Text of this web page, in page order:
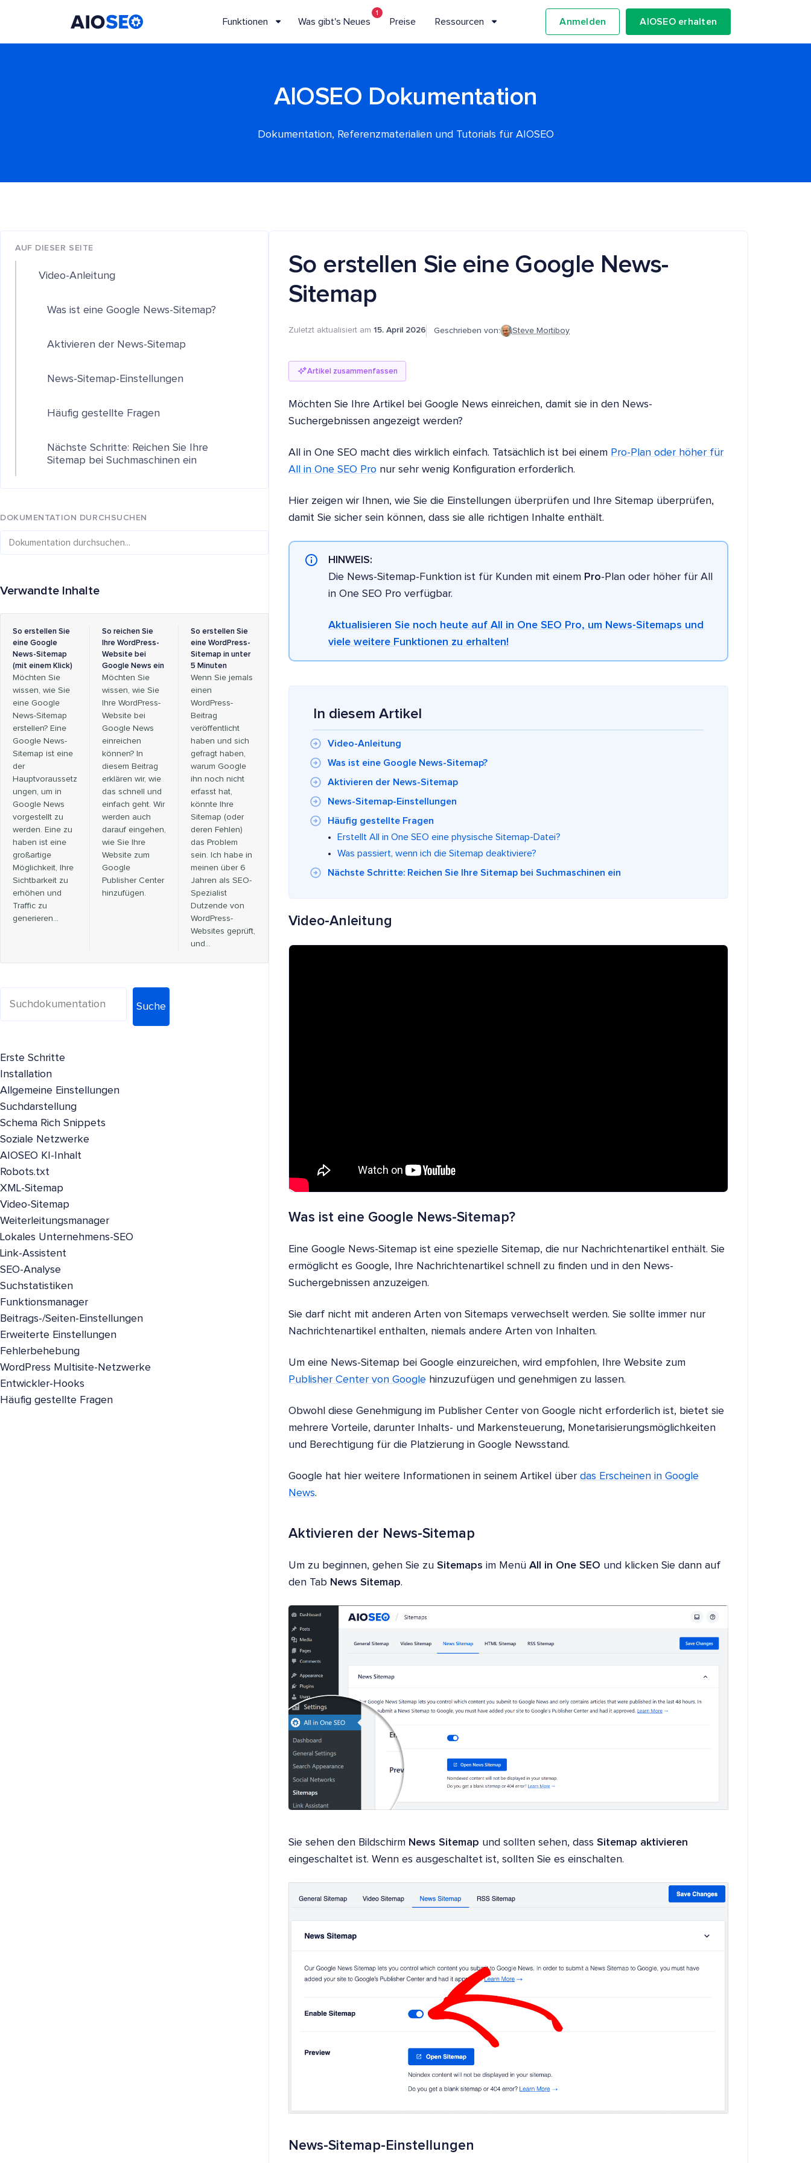
Funktionen Was gibt's Neues
1
Preise Ressourcen Anmelden AIOSEO erhalten
AIOSEO Dokumentation
Dokumentation, Referenzmaterialien und Tutorials für AIOSEO
So erstellen Sie eine Google News-
Sitemap
Zuletzt aktualisiert am 15. April 2026 Geschrieben von: Steve Mortiboy
Artikel zusammenfassen
Möchten Sie Ihre Artikel bei Google News einreichen, damit sie in den News-
Suchergebnissen angezeigt werden?
All in One SEO macht dies wirklich einfach. Tatsächlich ist bei einem Pro-Plan oder höher für
All in One SEO Pro nur sehr wenig Konfiguration erforderlich.
Hier zeigen wir Ihnen, wie Sie die Einstellungen überprüfen und Ihre Sitemap überprüfen,
damit Sie sicher sein können, dass sie alle richtigen Inhalte enthält.
HINWEIS:
Die News-Sitemap-Funktion ist für Kunden mit einem Pro-Plan oder höher für All
in One SEO Pro verfügbar.
Aktualisieren Sie noch heute auf All in One SEO Pro, um News-Sitemaps und
viele weitere Funktionen zu erhalten!
In diesem Artikel
Video-Anleitung
Was ist eine Google News-Sitemap?
Aktivieren der News-Sitemap
News-Sitemap-Einstellungen
Häufig gestellte Fragen
Erstellt All in One SEO eine physische Sitemap-Datei?
Was passiert, wenn ich die Sitemap deaktiviere?
Nächste Schritte: Reichen Sie Ihre Sitemap bei Suchmaschinen ein
Video-Anleitung
Was ist eine Google News-Sitemap?
Eine Google News-Sitemap ist eine spezielle Sitemap, die nur Nachrichtenartikel enthält. Sie
ermöglicht es Google, Ihre Nachrichtenartikel schnell zu finden und in den News-
Suchergebnissen anzuzeigen.
Sie darf nicht mit anderen Arten von Sitemaps verwechselt werden. Sie sollte immer nur
Nachrichtenartikel enthalten, niemals andere Arten von Inhalten.
Um eine News-Sitemap bei Google einzureichen, wird empfohlen, Ihre Website zum
Publisher Center von Google hinzuzufügen und genehmigen zu lassen.
Obwohl diese Genehmigung im Publisher Center von Google nicht erforderlich ist, bietet sie
mehrere Vorteile, darunter Inhalts- und Markensteuerung, Monetarisierungsmöglichkeiten
und Berechtigung für die Platzierung in Google Newsstand.
Google hat hier weitere Informationen in seinem Artikel über das Erscheinen in Google
News.
Aktivieren der News-Sitemap
Um zu beginnen, gehen Sie zu Sitemaps im Menü All in One SEO und klicken Sie dann auf
den Tab News Sitemap.
Sie sehen den Bildschirm News Sitemap und sollten sehen, dass Sitemap aktivieren
eingeschaltet ist. Wenn es ausgeschaltet ist, sollten Sie es einschalten.
News-Sitemap-Einstellungen
AUF DIESER SEITE
Video-Anleitung
Was ist eine Google News-Sitemap?
Aktivieren der News-Sitemap
News-Sitemap-Einstellungen
Häufig gestellte Fragen
Nächste Schritte: Reichen Sie Ihre
Sitemap bei Suchmaschinen ein
DOKUMENTATION DURCHSUCHEN
Verwandte Inhalte
So erstellen Sie
eine Google
News-Sitemap
(mit einem Klick)
Möchten Sie
wissen, wie Sie
eine Google
News-Sitemap
erstellen? Eine
Google News-
Sitemap ist eine
der
Hauptvoraussetz
ungen, um in
Google News
vorgestellt zu
werden. Eine zu
haben ist eine
großartige
Möglichkeit, Ihre
Sichtbarkeit zu
erhöhen und
Traffic zu
generieren…
So reichen Sie
Ihre WordPress-
Website bei
Google News ein
Möchten Sie
wissen, wie Sie
Ihre WordPress-
Website bei
Google News
einreichen
können? In
diesem Beitrag
erklären wir, wie
das schnell und
einfach geht. Wir
werden auch
darauf eingehen,
wie Sie Ihre
Website zum
Google
Publisher Center
hinzufügen.
So erstellen Sie
eine WordPress-
Sitemap in unter
5 Minuten
Wenn Sie jemals
einen
WordPress-
Beitrag
veröffentlicht
haben und sich
gefragt haben,
warum Google
ihn noch nicht
erfasst hat,
könnte Ihre
Sitemap (oder
deren Fehlen)
das Problem
sein. Ich habe in
meinen über 6
Jahren als SEO-
Spezialist
Dutzende von
WordPress-
Websites geprüft,
und…
Suche
Erste Schritte
Installation
Allgemeine Einstellungen
Suchdarstellung
Schema Rich Snippets
Soziale Netzwerke
AIOSEO KI-Inhalt
Robots.txt
XML-Sitemap
Video-Sitemap
Weiterleitungsmanager
Lokales Unternehmens-SEO
Link-Assistent
SEO-Analyse
Suchstatistiken
Funktionsmanager
Beitrags-/Seiten-Einstellungen
Erweiterte Einstellungen
Fehlerbehebung
WordPress Multisite-Netzwerke
Entwickler-Hooks
Häufig gestellte Fragen